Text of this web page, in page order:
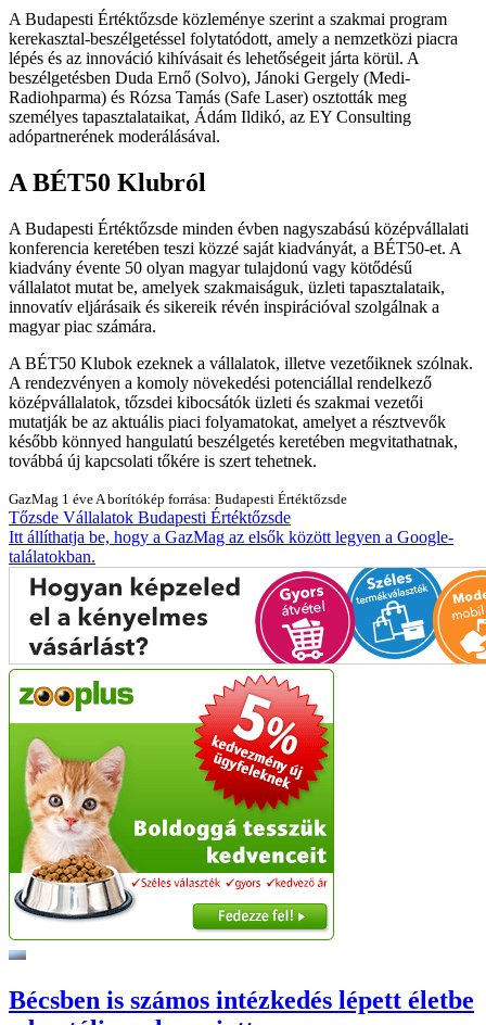
A Budapesti Értéktőzsde közleménye szerint a szakmai program
kerekasztal-beszélgetéssel folytatódott, amely a nemzetközi piacra
lépés és az innováció kihívásait és lehetőségeit járta körül. A
beszélgetésben Duda Ernő (Solvo), Jánoki Gergely (Medi-
Radiohparma) és Rózsa Tamás (Safe Laser) osztották meg
személyes tapasztalataikat, Ádám Ildikó, az EY Consulting
adópartnerének moderálásával.
A BÉT50 Klubról
A Budapesti Értéktőzsde minden évben nagyszabású középvállalati
konferencia keretében teszi közzé saját kiadványát, a BÉT50-et. A
kiadvány évente 50 olyan magyar tulajdonú vagy kötődésű
vállalatot mutat be, amelyek szakmaiságuk, üzleti tapasztalataik,
innovatív eljárásaik és sikereik révén inspirációval szolgálnak a
magyar piac számára.
A BÉT50 Klubok ezeknek a vállalatok, illetve vezetőiknek szólnak.
A rendezvényen a komoly növekedési potenciállal rendelkező
középvállalatok, tőzsdei kibocsátók üzleti és szakmai vezetői
mutatják be az aktuális piaci folyamatokat, amelyet a résztvevők
később könnyed hangulatú beszélgetés keretében megvitathatnak,
továbbá új kapcsolati tőkére is szert tehetnek.
GazMag 1 éve A borítókép forrása: Budapesti Értéktőzsde
Tőzsde Vállalatok Budapesti Értéktőzsde
Itt állíthatja be, hogy a GazMag az elsők között legyen a Google-
találatokban.
Bécsben is számos intézkedés lépett életbe